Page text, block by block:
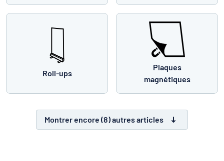
Roll-ups
Plaques
magnétiques
Montrer encore (8) autres articles